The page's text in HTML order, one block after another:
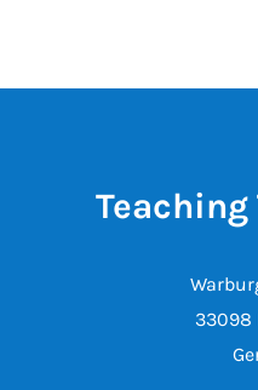
Teaching
33098